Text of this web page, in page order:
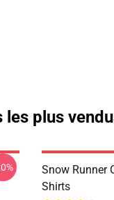
les plus
Snow Runner
Shirts